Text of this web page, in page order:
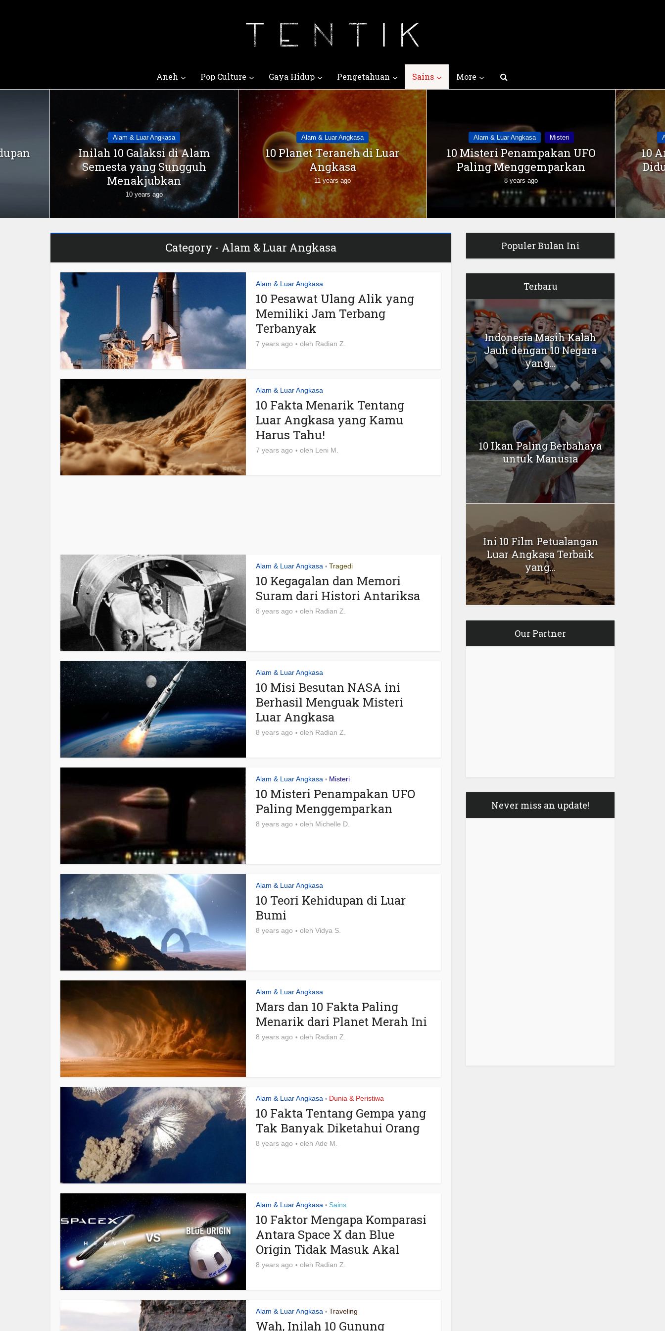
Aneh Pop Culture Gaya Hidup Pengetahuan Sains More
Alam & Luar Angkasa
Inilah 10 Galaksi di Alam
Semesta yang Sungguh
Menakjubkan
10 years ago
Alam & Luar Angkasa
10 Planet Teraneh di Luar
Angkasa
11 years ago
Alam & Luar Angkasa Misteri
10 Misteri Penampakan UFO
Paling Menggemparkan
8 years ago
10
Category - Alam & Luar Angkasa
Alam & Luar Angkasa
10 Pesawat Ulang Alik yang
Memiliki Jam Terbang
Terbanyak
7 years ago oleh Radian Z.
Alam & Luar Angkasa
10 Fakta Menarik Tentang
Luar Angkasa yang Kamu
Harus Tahu!
7 years ago oleh Leni M.
Alam & Luar Angkasa • Tragedi
10 Kegagalan dan Memori
Suram dari Histori Antariksa
8 years ago oleh Radian Z.
Alam & Luar Angkasa
10 Misi Besutan NASA ini
Berhasil Menguak Misteri
Luar Angkasa
8 years ago oleh Radian Z.
Alam & Luar Angkasa • Misteri
10 Misteri Penampakan UFO
Paling Menggemparkan
8 years ago oleh Michelle D.
Alam & Luar Angkasa
10 Teori Kehidupan di Luar
Bumi
8 years ago oleh Vidya S.
Alam & Luar Angkasa
Mars dan 10 Fakta Paling
Menarik dari Planet Merah Ini
8 years ago oleh Radian Z.
Alam & Luar Angkasa • Dunia & Peristiwa
10 Fakta Tentang Gempa yang
Tak Banyak Diketahui Orang
8 years ago oleh Ade M.
Alam & Luar Angkasa • Sains
10 Faktor Mengapa Komparasi
Antara Space X dan Blue
Origin Tidak Masuk Akal
8 years ago oleh Radian Z.
Alam & Luar Angkasa • Traveling
Wah, Inilah 10 Gunung
Populer Bulan Ini
Terbaru
Indonesia Masih Kalah
Jauh dengan 10 Negara
yang...
10 Ikan Paling Berbahaya
untuk Manusia
Ini 10 Film Petualangan
Luar Angkasa Terbaik
yang...
Our Partner
Never miss an update!